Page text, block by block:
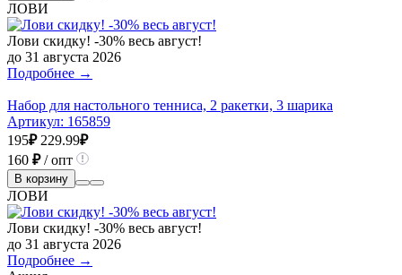
ЛОВИ
Лови скидку! -30% весь август!
до 31 августа 2026
Подробнее →
Набор для настольного тенниса, 2 ракетки, 3 шарика
Артикул: 165859
195₽ 229.99₽
160 ₽/ опт
В корзину
ЛОВИ
Лови скидку! -30% весь август!
до 31 августа 2026
Подробнее →